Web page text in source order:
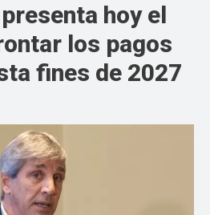
hoy el
los pagos
fines de 2027